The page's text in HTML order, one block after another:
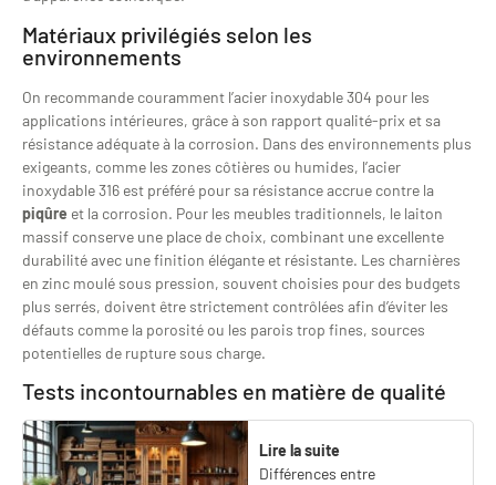
Matériaux privilégiés selon les
environnements
On recommande couramment l’acier inoxydable 304 pour les
applications intérieures, grâce à son rapport qualité-prix et sa
résistance adéquate à la corrosion. Dans des environnements plus
exigeants, comme les zones côtières ou humides, l’acier
inoxydable 316 est préféré pour sa résistance accrue contre la
piqûre et la corrosion. Pour les meubles traditionnels, le laiton
massif conserve une place de choix, combinant une excellente
durabilité avec une finition élégante et résistante. Les charnières
en zinc moulé sous pression, souvent choisies pour des budgets
plus serrés, doivent être strictement contrôlées afin d’éviter les
défauts comme la porosité ou les parois trop fines, sources
potentielles de rupture sous charge.
Tests incontournables en matière de qualité
Lire la suite
Différences entre